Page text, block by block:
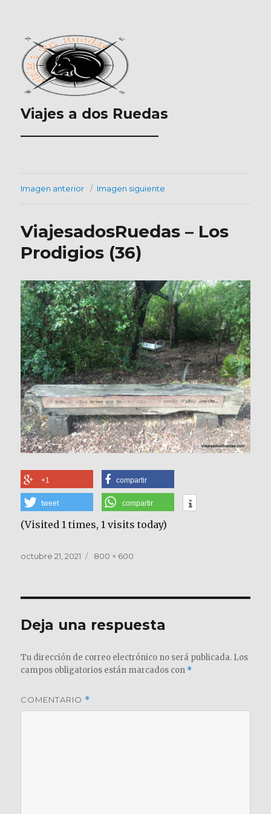
Viajes a dos Ruedas
___________________
Imagen anterior Imagen siguiente
ViajesadosRuedas – Los
Prodigios (36)
+1 compartir
tweet compartir
(Visited 1 times, 1 visits today)
Publicado
octubre 21, 2021
Tamaño
800 × 600
Deja una respuesta
Tu dirección de correo electrónico no será publicada. Los
campos obligatorios están marcados con *
COMENTARIO *